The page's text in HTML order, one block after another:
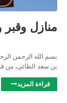
منازل
بسم الله الرحمن
بن سعد الطائي، من
قراءة المزيد